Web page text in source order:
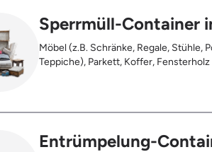
Sperrmüll-Container
Möbel (z.B. Schränke, Regale, Stühle,
Teppiche), Parkett, Koffer,
Entrümpelung-